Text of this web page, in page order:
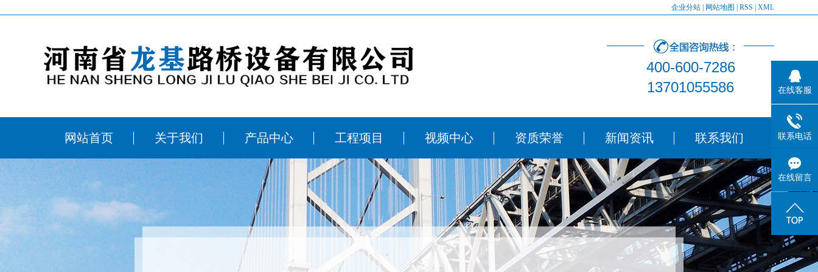
企业分站 网站地图 RSS XML
400-600-7286
13701055586
网站首页 关于我们 产品中心 工程项目 视频中心 资质荣誉 新闻资讯 联系我们
在线客服
联系电话
在线留言